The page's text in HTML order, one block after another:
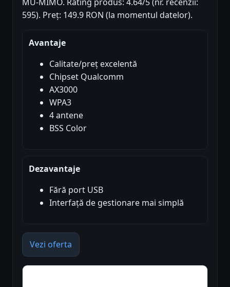
595). Preț: 149.9 RON (la momentul datelor).
Avantaje
Calitate/preț excelentă
Chipset Qualcomm
AX3000
WPA3
4 antene
BSS Color
Dezavantaje
Fără port USB
Interfață de gestionare mai simplă
Vezi oferta